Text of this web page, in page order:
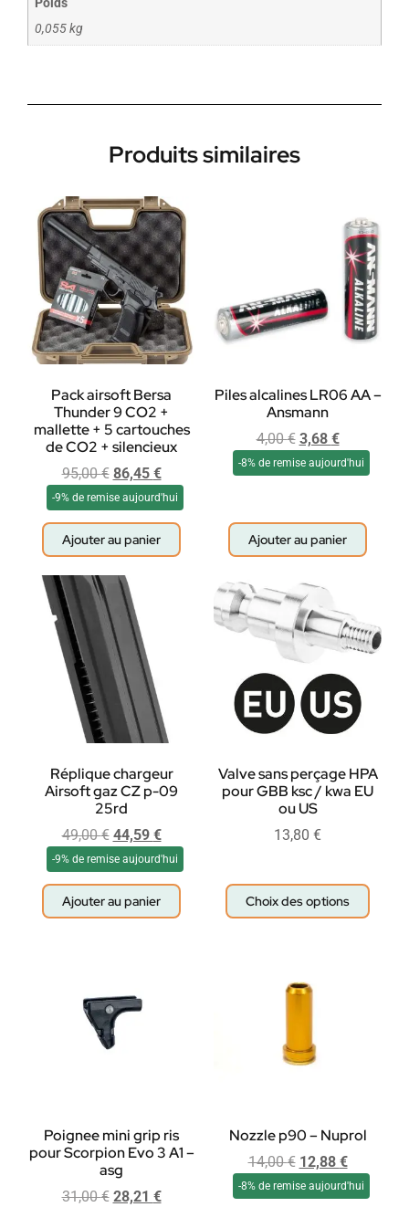
Poids
0,055 kg
Produits similaires
Pack airsoft Bersa
Thunder 9 CO2 +
mallette + 5 cartouches
de CO2 + silencieux
95,00€ 86,45 €
-9% de remise aujourd'hui
Ajouter au panier
Piles alcalines LR06 AA –
Ansmann
4,00€ 3,68 €
-8% de remise aujourd'hui
Ajouter au panier
Réplique chargeur
Airsoft gaz CZ p-09
25rd
49,00€ 44,59 €
-9% de remise aujourd'hui
Ajouter au panier
Valve sans perçage HPA
pour GBB ksc / kwa EU
ou US
13,80 €
Choix des options
Poignee mini grip ris
pour Scorpion Evo 3 A1 –
asg
31,00€ 28,21 €
Nozzle p90 – Nuprol
14,00€ 12,88 €
-8% de remise aujourd'hui